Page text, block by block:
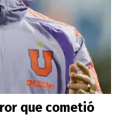
que cometió